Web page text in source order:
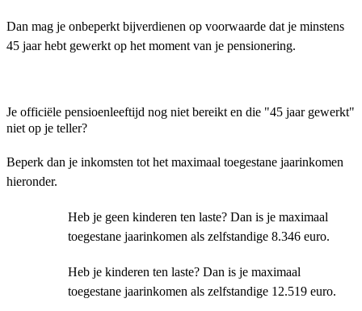
Dan mag je onbeperkt bijverdienen op voorwaarde dat je minstens
45 jaar hebt gewerkt op het moment van je pensionering.
Je officiële pensioenleeftijd nog niet bereikt en die "45 jaar gewerkt"
niet op je teller?
Beperk dan je inkomsten tot het maximaal toegestane jaarinkomen
hieronder.
Heb je geen kinderen ten laste? Dan is je maximaal
toegestane jaarinkomen als zelfstandige 8.346 euro.
Heb je kinderen ten laste? Dan is je maximaal
toegestane jaarinkomen als zelfstandige 12.519 euro.